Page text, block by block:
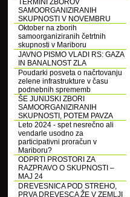
TERMINI ZBOROV
SAMOORGANIZIRANIH
SKUPNOSTI V NOVEMBRU
Oktober na zborih
samoorganiziranih četrtnih
skupnosti v Mariboru
JAVNO PISMO VLADI RS: GAZA
IN BANALNOST ZLA
Poudarki posveta o načrtovanju
zelene infrastrukture v času
podnebnih sprememb
ŠE JUNIJSKI ZBORI
SAMOORGANIZIRANIH
SKUPNOSTI, POTEM PAVZA
Leto 2024 - spet nesrečno ali
vendarle usodno za
participativni proračun v
Mariboru?
ODPRTI PROSTORI ZA
RAZPRAVO O SKUPNOSTI –
MAJ 24
DREVESNICA POD STREHO,
PRVA DREVESCA ŽE V ZEMLJI